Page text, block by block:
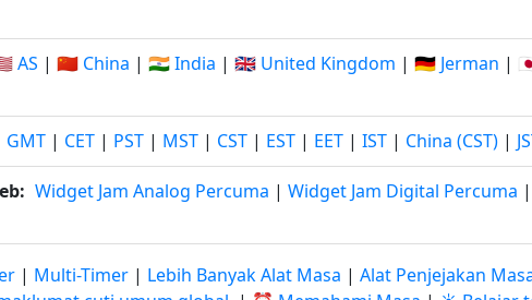
AS | 🇨🇳 China | 🇮🇳 India | 🇬🇧 United Kingdom | 🇩🇪 Jerman |
GMT | CET | PST | MST | CST | EST | EET | IST | China (CST) |
Widget Jam Analog Percuma | Widget Jam Digital Percuma
| Multi-Timer | Lebih Banyak Alat Masa | Alat Penjejakan